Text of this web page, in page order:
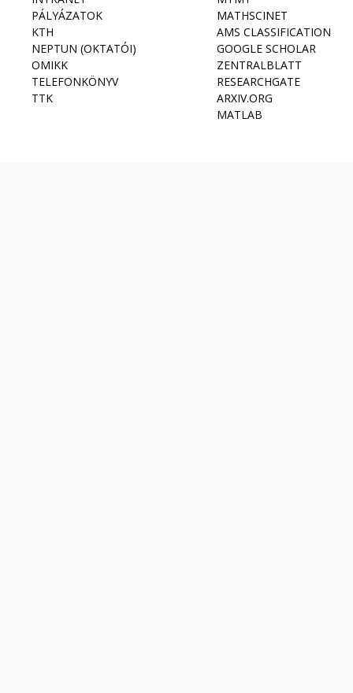
PÁLYÁZATOK
KTH
NEPTUN (OKTATÓI)
OMIKK
TELEFONKÖNYV
TTK
MATHSCINET
AMS CLASSIFICATION
GOOGLE SCHOLAR
ZENTRALBLATT
RESEARCHGATE
ARXIV.ORG
MATLAB